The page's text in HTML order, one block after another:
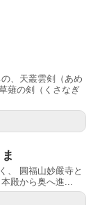
、天叢雲剣（あめ
薙の剣（くさなぎ
、 圓福山妙嚴寺と
殿から奥へ進...